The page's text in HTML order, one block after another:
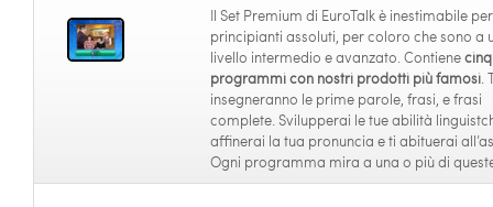
Il Set Premium di EuroTalk è inestimabile per
principianti assoluti, per coloro che sono a
livello intermedio e avanzato. Contiene
programmi con nostri prodotti più famosi.
insegneranno le prime parole, frasi, e frasi
complete. Svilupperai le tue abilità
affinerai la tua pronuncia e ti abituerai
Ogni programma mira a una o più di